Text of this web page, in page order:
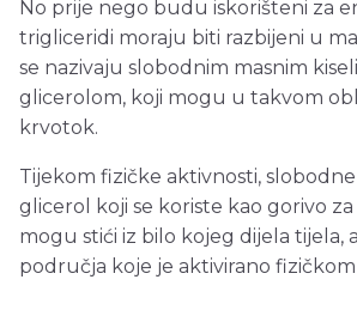
No prije nego budu iskorišteni za
trigliceridi moraju biti razbijeni u
se nazivaju slobodnim masnim
glicerolom, koji mogu u takvom
krvotok.
Tijekom fizičke aktivnosti,
glicerol koji se koriste kao gorivo
mogu stići iz bilo kojeg dijela tijela,
područja koje je aktivirano